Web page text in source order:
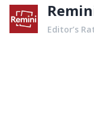
Editor’s